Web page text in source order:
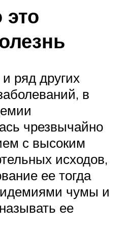
это
ряд других
в
чрезвычайно
с высоким
исходов,
ее тогда
чумы и
ее